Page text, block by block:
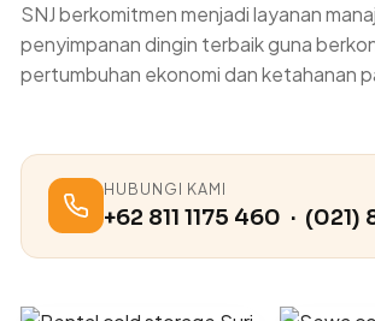
SNJ berkomitmen menjadi layanan
penyimpanan dingin terbaik guna
pertumbuhan ekonomi dan ketahanan
HUBUNGI KAMI
+62 811 1175 460 · (021)